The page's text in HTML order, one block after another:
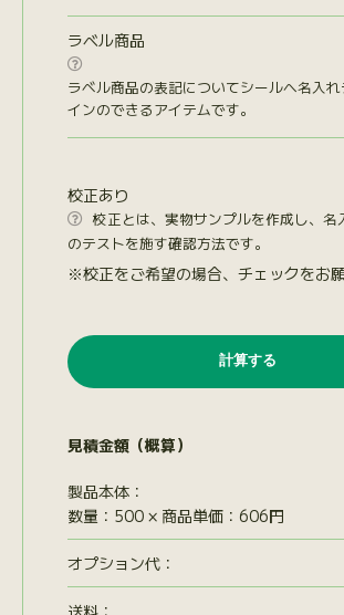
ラベル商品

ラベル商品の表記についてシールへ名入
インのできるアイテムです。
校正あり

校正とは、実物サンプルを作成し、名
のテストを施す確認方法です。
※校正をご希望の場合、チェックをお願
見積金額（概算）
製品本体：
数量：500 × 商品単価：606円
オプション代：